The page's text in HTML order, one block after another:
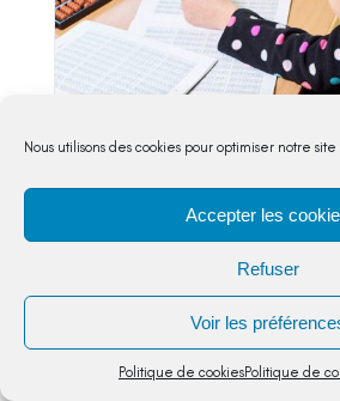
Nous utilisons des cookies pour optimiser notre
Accepter les
Refuser
Voir les
Politique de cookiesPolitique de
Fraction codage et partage